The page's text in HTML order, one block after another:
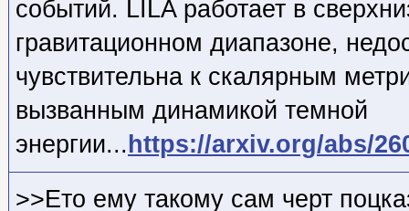
событий. LILA работает в
гравитационном диапазоне,
чувствительна к скалярным
вызванным динамикой темной
энергии... https://arxiv.org/abs/
>>Ето ему такому сам черт